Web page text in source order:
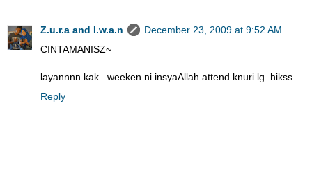
Z.u.r.a and I.w.a.n
December 23, 2009 at 9:52 AM
CINTAMANISZ~
layannnn kak...weeken ni insyaAllah attend knuri lg..hikss
Reply